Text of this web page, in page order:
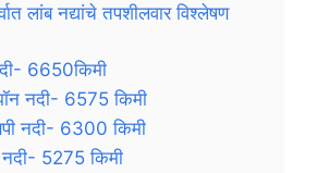
लांब नद्यांचे तपशीलवार विश्लेषण
6650किमी
नदी- 6575 किमी
नदी- 6300 किमी
5275 किमी